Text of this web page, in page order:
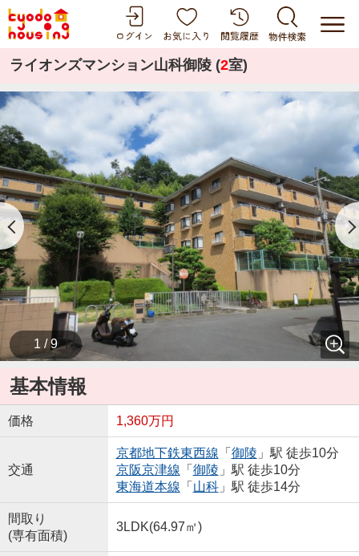
ライオンズマンション山科御陵 (2室)
1 / 9
基本情報
価格 1,360万円
交通
京都地下鉄東西線 「 御陵 」駅 徒歩10分
京阪京津線 「 御陵 」駅 徒歩10分
東海道本線 「 山科」駅 徒歩14分
間取り
(専有面積)
3LDK(64.97㎡)